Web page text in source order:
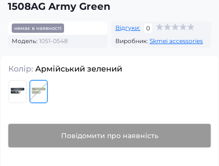
1508AG Army Green
немає в наявності Відгуки:
0
Модель: 1051-0548 Виробник: Skmei accessories
Колір: Армійський зелений
Повідомити про наявність